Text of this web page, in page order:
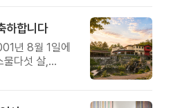
하합니다
년 8월 1일에
물다섯 살,